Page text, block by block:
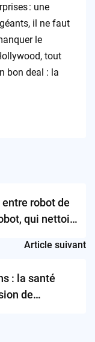
: une
il ne faut
le
tout
bon deal : la
robot de
qui nettoie
Article suivant
: la santé
de